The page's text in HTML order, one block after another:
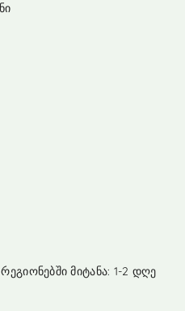
მიტანა: 1-2 დღე